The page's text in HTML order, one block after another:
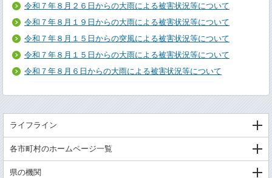
令和７年８月２６日からの大雨による被害状況等について
令和７年８月１９日からの大雨による被害状況等について
令和７年８月１５日からの突風による被害状況等について
令和７年８月１５日からの大雨による被害状況等について
令和７年８月６日からの大雨による被害状況等について
ライフライン
各市町村のホームページ一覧
県の機関